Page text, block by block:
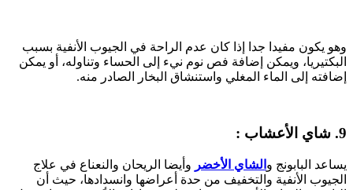
وهو يكون مفيدا جدا إذا كان عدم الراحة في الجيوب الأنفية بسبب
البكتيريا، ويمكن إضافة فص نوم نيء إلى الحساء وتناوله، أو يمكن
إضافته إلى الماء المغلي واستنشاق البخار الصادر منه.
9. شاي الأعشاب :
يساعد البابونج و الشاي الأخضر وأيضا الريحان والنعناع في علاج
الجيوب الأنفية والتخفيف من حدة أعراضها وانسدادها، حيث أن